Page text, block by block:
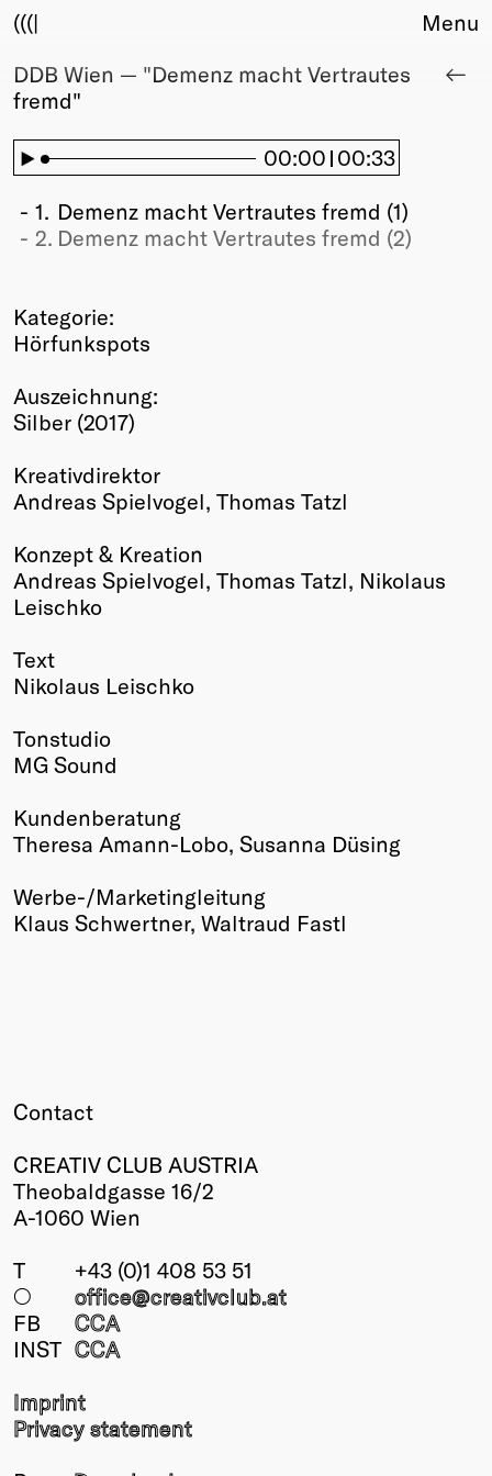
(((|
About
Club
Sponsors
Fair Work
TBD
Past
Membership
Info
Members
Friends of Creativity
2026
Past
Annual
Menu
DDB Wien — "Demenz macht Vertrautes
fremd"
00:00 00:33
1. Demenz macht Vertrautes fremd (1)
2. Demenz macht Vertrautes fremd (2)
Kategorie:
Hörfunkspots
Auszeichnung:
Silber (2017)
Kreativdirektor
Andreas Spielvogel, Thomas Tatzl
Konzept & Kreation
Andreas Spielvogel, Thomas Tatzl, Nikolaus
Leischko
Text
Nikolaus Leischko
Tonstudio
MG Sound
Kundenberatung
Theresa Amann-Lobo, Susanna Düsing
Werbe-/Marketingleitung
Klaus Schwertner, Waltraud Fastl
Contact
CREATIV CLUB AUSTRIA
Theobaldgasse 16/2
A-1060 Wien
T
+43 (0)1 408 53 51
○
office@creativclub.at
FB
CCA
INST CCA
Imprint
Privacy statement